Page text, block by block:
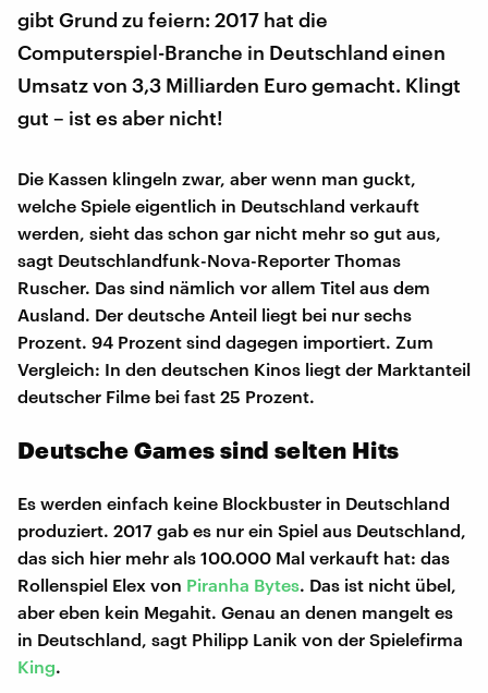
gibt Grund zu feiern: 2017 hat die
Computerspiel-Branche in Deutschland einen
Umsatz von 3,3 Milliarden Euro gemacht. Klingt
gut – ist es aber nicht!
Die Kassen klingeln zwar, aber wenn man guckt,
welche Spiele eigentlich in Deutschland verkauft
werden, sieht das schon gar nicht mehr so gut aus,
sagt Deutschlandfunk-Nova-Reporter Thomas
Ruscher. Das sind nämlich vor allem Titel aus dem
Ausland. Der deutsche Anteil liegt bei nur sechs
Prozent. 94 Prozent sind dagegen importiert. Zum
Vergleich: In den deutschen Kinos liegt der Marktanteil
deutscher Filme bei fast 25 Prozent.
Deutsche Games sind selten Hits
Es werden einfach keine Blockbuster in Deutschland
produziert. 2017 gab es nur ein Spiel aus Deutschland,
das sich hier mehr als 100.000 Mal verkauft hat: das
Rollenspiel Elex von Piranha Bytes. Das ist nicht übel,
aber eben kein Megahit. Genau an denen mangelt es
in Deutschland, sagt Philipp Lanik von der Spielefirma
King.